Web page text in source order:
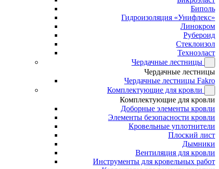
Биполь
Гидроизоляция «Унифлекс»
Линокром
Рубероид
Стеклоизол
Техноэласт
Чердачные лестницы
Чердачные лестницы
Чердачные лестницы Fakro
Комплектующие для кровли
Комплектующие для кровли
Доборные элементы кровли
Элементы безопасности кровли
Кровельные уплотнители
Плоский лист
Дымники
Вентиляция для кровли
Инструменты для кровельных работ